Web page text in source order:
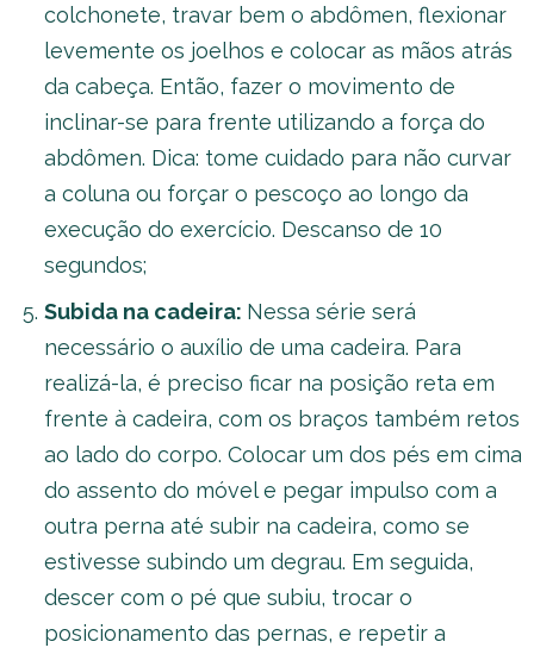
colchonete, travar bem o abdômen, flexionar
levemente os joelhos e colocar as mãos atrás
da cabeça. Então, fazer o movimento de
inclinar-se para frente utilizando a força do
abdômen. Dica: tome cuidado para não curvar
a coluna ou forçar o pescoço ao longo da
execução do exercício. Descanso de 10
segundos;
Subida na cadeira: Nessa série será
necessário o auxílio de uma cadeira. Para
realizá-la, é preciso ficar na posição reta em
frente à cadeira, com os braços também retos
ao lado do corpo. Colocar um dos pés em cima
do assento do móvel e pegar impulso com a
outra perna até subir na cadeira, como se
estivesse subindo um degrau. Em seguida,
descer com o pé que subiu, trocar o
posicionamento das pernas, e repetir a